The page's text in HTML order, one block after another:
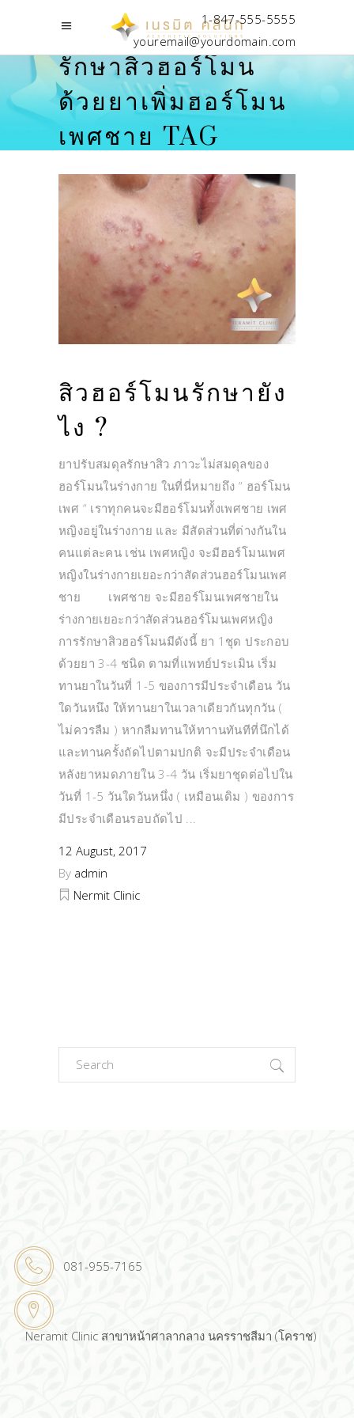
1-847-555-5555
youremail@yourdomain.com
รักษาสิวฮอร์โมน
ด้วยยาเพิ่มฮอร์โมน
เพศชาย TAG
สิวฮอร์โมนรักษายัง
ไง ?
ยาปรับสมดุลรักษาสิว ภาวะไม่สมดุลของ
ฮอร์โมนในร่างกาย ในที่นี่หมายถึง ” ฮอร์โมน
เพศ “ เราทุกคนจะมีฮอร์โมนทั้งเพศชาย เพศ
หญิงอยู่ในร่างกาย และ มีสัดส่วนที่ต่างกันใน
คนแต่ละคน เช่น เพศหญิง จะมีฮอร์โมนเพศ
หญิงในร่างกายเยอะกว่าสัดส่วนฮอร์โมนเพศ
ชาย เพศชาย จะมีฮอร์โมนเพศชายใน
ร่างกายเยอะกว่าสัดส่วนฮอร์โมนเพศหญิง
การรักษาสิวฮอร์โมนมีดังนี้ ยา 1ชุด ประกอบ
ด้วยยา 3-4 ชนิด ตามที่แพทย์ประเมิน เริ่ม
ทานยาในวันที่ 1-5 ของการมีประจำเดือน วัน
ใดวันหนึง ให้ทานยาในเวลาเดียวกันทุกวัน (
ไม่ควรลืม ) หากลืมทานให้ทาานทันทีที่นึกได้
และทานครั้งถัดไปตามปกติ จะมีประจำเดือน
หลังยาหมดภายใน 3-4 วัน เริ่มยาชุดต่อไปใน
วันที่ 1-5 วันใดวันหนึ่ง ( เหมือนเดิม ) ของการ
มีประจำเดือนรอบถัดไป
12 August, 2017
By admin
Nermit Clinic
Search
for:
081-955-7165
Neramit Clinic สาขาหน้าศาลากลาง นครราชสีมา (โคราช)